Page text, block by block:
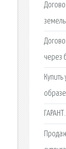
через
Купить